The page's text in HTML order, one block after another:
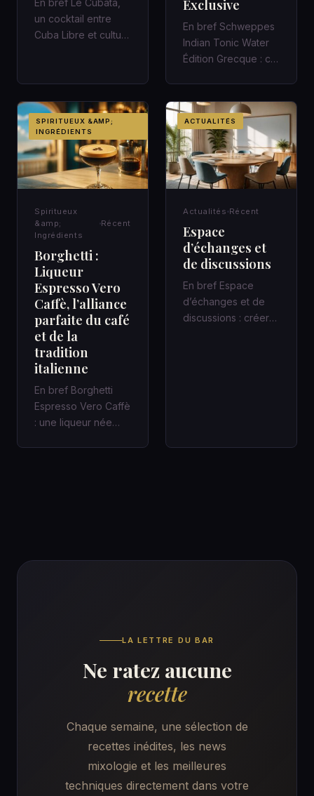
En bref Le Cubata,
un cocktail entre
Cuba Libre et culture
Cubata…
Exclusive
En bref Schweppes
Indian Tonic Water
Édition Grecque : ce
highbal…
SPIRITUEUX &AMP;
INGRÉDIENTS
Spiritueux
&amp;
Ingrédients
Récent
Borghetti :
Liqueur
Espresso Vero
Caffè, l’alliance
parfaite du café
et de la
tradition
italienne
En bref Borghetti
Espresso Vero Caffè
: une liqueur née
ACTUALITÉS
Actualités Récent
Espace
d’échanges et
de discussions
En bref Espace
d’échanges et de
discussions : créer
LA LETTRE DU BAR
Ne ratez aucune
recette
Chaque semaine, une sélection de
recettes inédites, les news
mixologie et les meilleures
techniques directement dans votre